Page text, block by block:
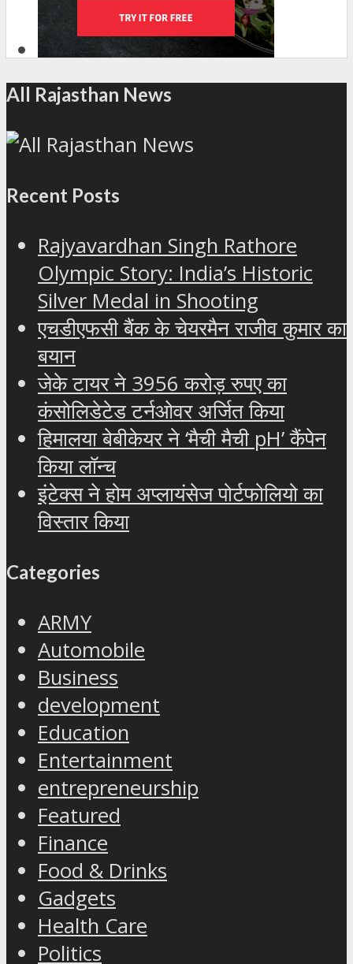
All Rajasthan News
Recent Posts
Rajyavardhan Singh Rathore
Olympic Story: India’s Historic
Silver Medal in Shooting
एचडीएफसी बैंक के चेयरमैन राजीव कुमार का
बयान
जेके टायर ने 3956 करोड़ रुपए का
कंसोलिडेटेड टर्नओवर अर्जित किया
हिमालया बेबीकेयर ने ‘मैची मैची pH’ कैंपेन
किया लॉन्च
इंटेक्स ने होम अप्लायंसेज पोर्टफोलियो का
विस्तार किया
Categories
ARMY
Automobile
Business
development
Education
Entertainment
entrepreneurship
Featured
Finance
Food & Drinks
Gadgets
Health Care
Politics